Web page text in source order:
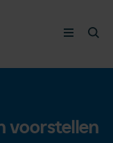
voorstellen